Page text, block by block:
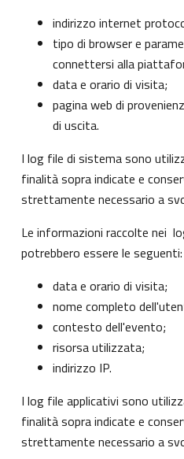
indirizzo internet
tipo di browser e
connettersi alla
data e orario di visita;
pagina web di
di uscita.
I log file di sistema sono
finalità sopra indicate e
strettamente necessario a
Le informazioni raccolte nei
potrebbero essere le seguenti:
data e orario di visita;
nome completo
contesto dell'evento;
risorsa utilizzata;
indirizzo IP.
I log file applicativi sono
finalità sopra indicate e
strettamente necessario a